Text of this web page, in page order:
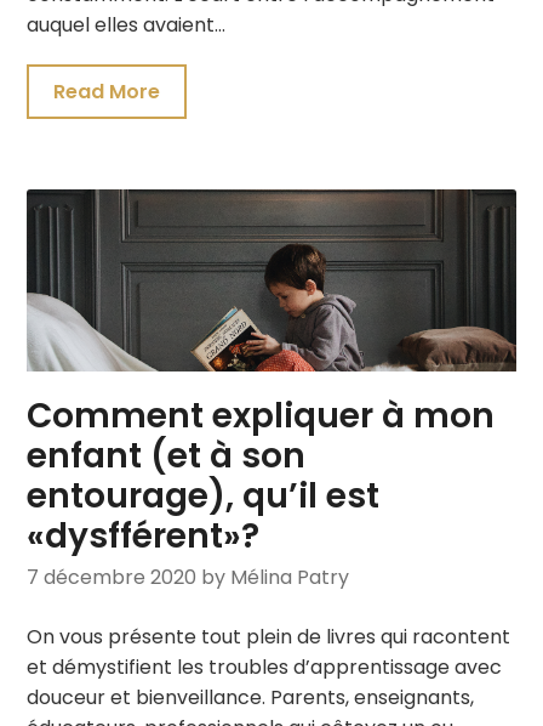
auquel elles avaient…
Read More
Comment expliquer à mon
enfant (et à son
entourage), qu’il est
«dysfférent»?
7 décembre 2020 by Mélina Patry
On vous présente tout plein de livres qui racontent
et démystifient les troubles d’apprentissage avec
douceur et bienveillance. Parents, enseignants,